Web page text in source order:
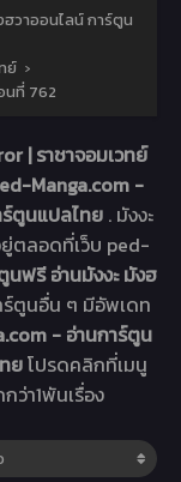
วาออนไลน์ การ์ตูน
ย์ ›
นที่ 762
| ราชาจอมเวทย์
Manga.com -
ร์ตูนแปลไทย . มังงะ
ตลอดที่เว็บ ped-
ฟรี อ่านมังงะ มังฮ
ร์ตูนอื่น ๆ มีอัพเดท
- อ่านการ์ตูน
ยโปรดคลิกที่เมนู
ว่า1พันเรื่อง